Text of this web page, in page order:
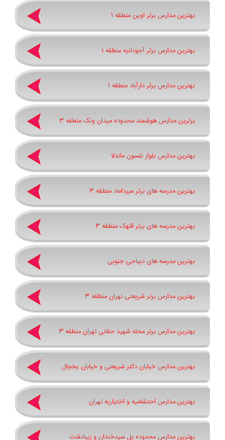
بهترین مدارس برتر اوین منطقه 1
بهترین مدارس برتر آجودانیه منطقه 1
بهترین مدارس برتر دارآباد منطقه 1
برترین مدارس هوشمند محدوده میدان ونک منطقه 3
بهترین مدارس بلوار نلسون ماندلا
بهترین مدرسه های برتر میرداماد منطقه 3
بهترین مدرسه های برتر قلهک منطقه 3
بهترین مدرسه های دیباجی جنوبی
بهترین مدارس برتر شریعتی تهران منطقه 3
بهترین مدارس برتر محله شهید حقانی تهران منطقه 3
بهترین مدارس خیابان دکتر شریعتی و خیابان یخچال
بهترین مدارس احتشامیه و اختیاریه تهران
بهترین مدارس محدوده پل سیدخندان و زیبادشت